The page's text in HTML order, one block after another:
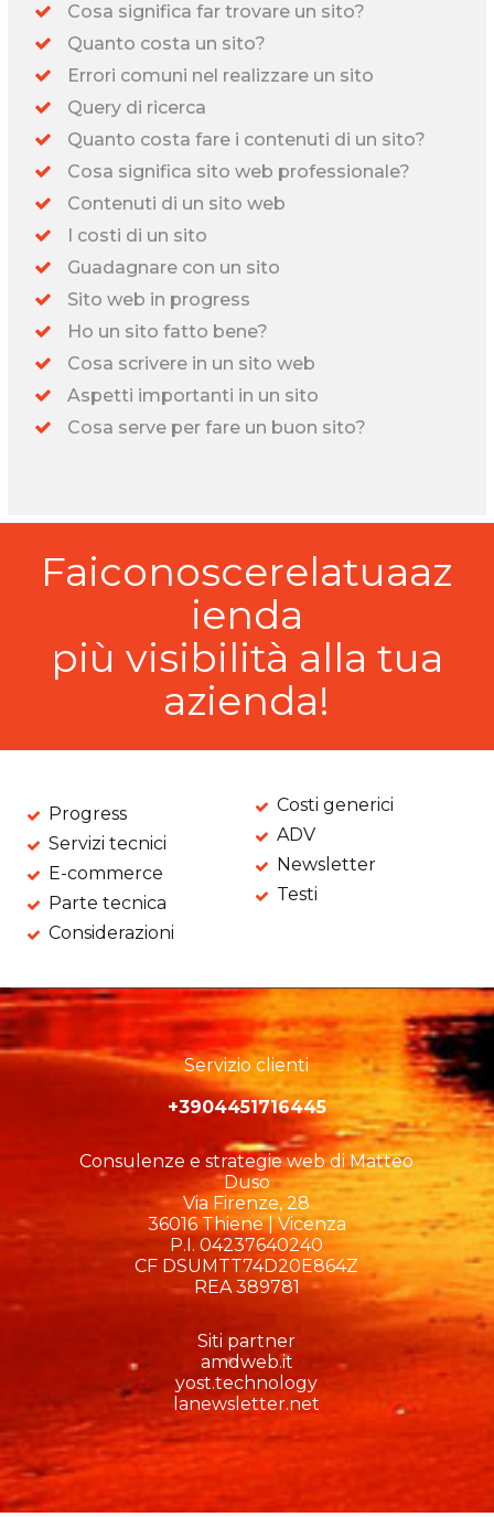
Cosa significa far trovare un sito?
Quanto costa un sito?
Errori comuni nel realizzare un sito
Query di ricerca
Quanto costa fare i contenuti di un sito?
Cosa significa sito web professionale?
Contenuti di un sito web
I costi di un sito
Guadagnare con un sito
Sito web in progress
Ho un sito fatto bene?
Cosa scrivere in un sito web
Aspetti importanti in un sito
Cosa serve per fare un buon sito?
Faiconoscerelatuaaz
ienda
più visibilità alla tua
azienda!
Progress
Servizi tecnici
E-commerce
Parte tecnica
Considerazioni
Costi generici
ADV
Newsletter
Testi
Servizio clienti
+3904451716445
Consulenze e strategie web di Matteo
Duso
Via Firenze, 28
36016 Thiene | Vicenza
P.I. 04237640240
CF DSUMTT74D20E864Z
REA 389781
Siti partner
amdweb.it
yost.technology
lanewsletter.net